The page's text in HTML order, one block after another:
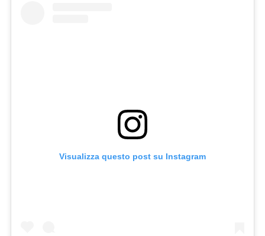
Visualizza questo post su Instagram